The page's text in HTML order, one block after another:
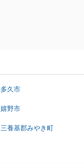
多久市
嬉野市
三養基郡みやき町